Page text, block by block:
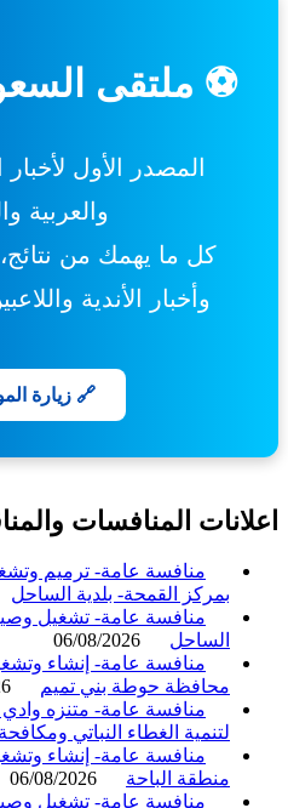
⚽ ملتقى
المصدر الأول لأخبار
والعربية
كل ما يهمك من نتائج،
وأخبار الأندية
🔗 زيارة الموقع
المنافسات
منافسة عامة- ترميم وتشغيل
بمركز القمحة- بلدية الساحل
منافسة عامة- تشغيل وصيانة
الساحل
06/08/2026
منافسة عامة- إنشاء وتشغيل
محافظة حوطة بني تميم
2026
منافسة عامة- متنزه وادي
لتنمية الغطاء النباتي ومكافحة
منطقة الباحة
06/08/2026
منافسة عامة- تشغيل وصيانة